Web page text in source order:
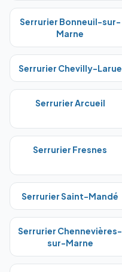
Serrurier Bonneuil-sur-
Marne
Serrurier Chevilly-Larue
SerrurierArcueil
Serrurier Fresnes
SerrurierSaint-Mandé
Serrurier Chennevières-
sur-Marne